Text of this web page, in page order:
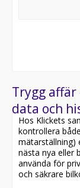
Trygg
data och
Hos Klickets
kontrollera
mätarställning)
nästa nya eller
använda för
och säkrare